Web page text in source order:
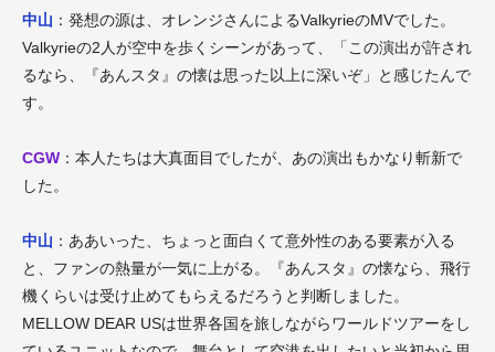
中山 ：発想の源は、オレンジさんによるValkyrieのMVでした。
Valkyrieの2人が空中を歩くシーンがあって、「この演出が許され
るなら、『あんスタ』の懐は思った以上に深いぞ」と感じたんで
す。
CGW ：本人たちは大真面目でしたが、あの演出もかなり斬新で
した。
中山 ：ああいった、ちょっと面白くて意外性のある要素が入る
と、ファンの熱量が一気に上がる。『あんスタ』の懐なら、飛行
機くらいは受け止めてもらえるだろうと判断しました。
MELLOW DEAR USは世界各国を旅しながらワールドツアーをし